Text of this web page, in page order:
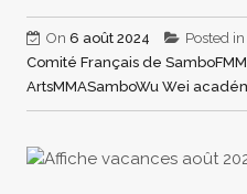
On 6 août 2024 Posted in
Comité Français de Sambo
ArtsMMASamboWu Wei